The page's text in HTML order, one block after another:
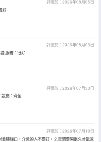
評價於：2026年08月05日
好
評價於：2026年08月03日
服務：很好
評價於：2026年07月30日
設施：齊全
評價於：2026年07月19日
樓梯口，介意的人不要訂。 2.空調要開很久才能涼